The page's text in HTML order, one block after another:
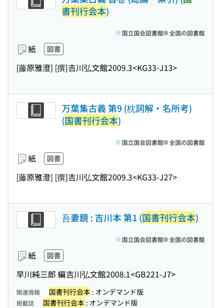
書刊行会本)
紙 図書
[藤原雅澄] [撰]吉川弘文館2009.3<KG33-J13>
国立国会図書館 全国の図書館
万葉集古義 第9 (枕詞解・名所考)
(国書刊行会本)
紙 図書
[藤原雅澄] [撰]吉川弘文館2009.3<KG33-J27>
国立国会図書館 全国の図書館
吾妻鏡 : 吉川本 第1 (国書刊行会本)
紙 図書
早川純三郎 編吉川弘文館2008.1<GB221-J7>
国立国会図書館 全国の図書館
関連情報 国書刊行会本 : オンデマンド版
掲載誌 国書刊行会本 : オンデマンド版